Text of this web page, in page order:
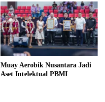
Muay Aerobik Nusantara Jadi
Aset Intelektual PBMI